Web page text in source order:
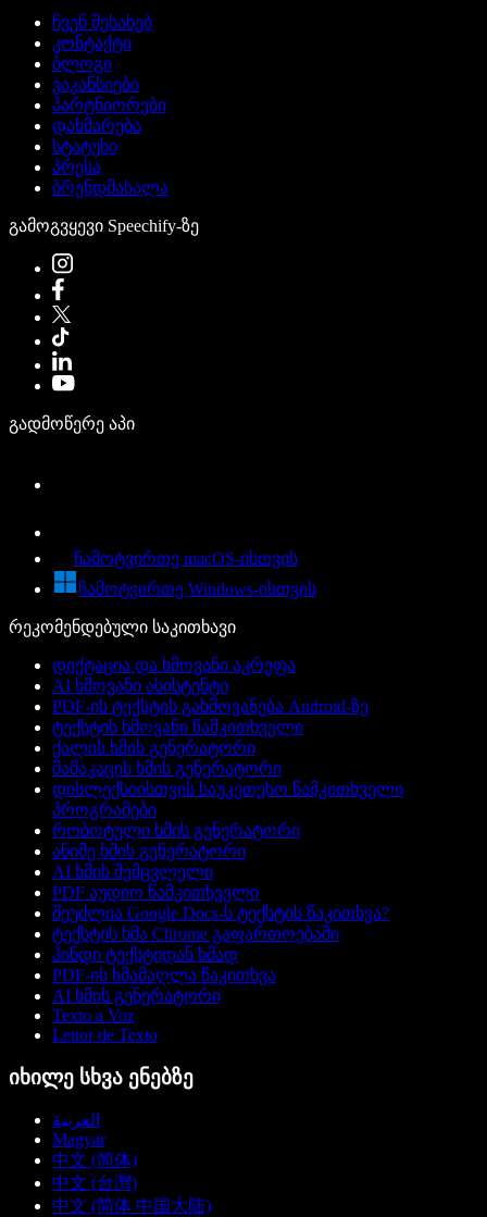
ჩვენ შესახებ
კონტაქტი
ბლოგი
ვაკანსიები
პარტნიორები
დახმარება
სტატუსი
პრესა
ბრენდმასალა
გამოგვყევი Speechify-ზე
გადმოწერე აპი
ჩამოტვირთე macOS-ისთვის
ჩამოტვირთე Windows-ისთვის
რეკომენდებული საკითხავი
დიქტაცია და ხმოვანი აკრეფა
AI ხმოვანი ასისტენტი
PDF-ის ტექსტის გახმოვანება Android-ზე
ტექსტის ხმოვანი წამკითხველი
ქალის ხმის გენერატორი
მამაკაცის ხმის გენერატორი
დისლექსიისთვის საუკეთესო წამკითხველი
პროგრამები
რობოტული ხმის გენერატორი
ანიმე ხმის გენერატორი
AI ხმის შემცვლელი
PDF აუდიო წამკითხველი
შეუძლია Google Docs-ს ტექსტის წაკითხვა?
ტექსტის ხმა Chrome გაფართოებაში
ჰინდი ტექსტიდან ხმად
PDF-ის ხმამაღლა წაკითხვა
AI ხმის გენერატორი
Texto a Voz
Leitor de Texto
იხილე სხვა ენებზე
العربية
Magyar
中文 (简体)
中文 (台灣)
中文 (简体 中国大陆)